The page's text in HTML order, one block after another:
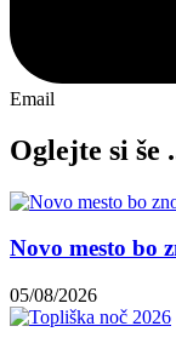
Email
Oglejte si še
Novo mesto bo
05/08/2026